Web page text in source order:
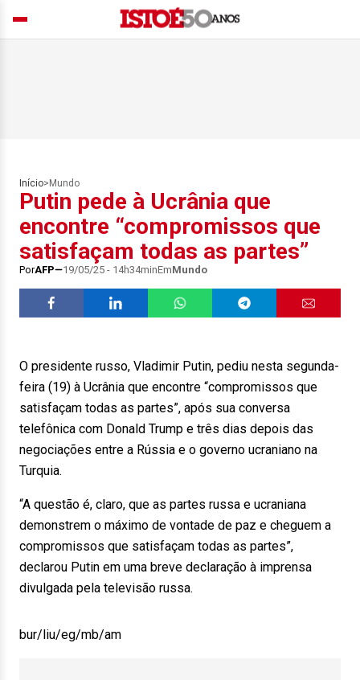
Início> Mundo
Putin pede à Ucrânia que
encontre “compromissos que
satisfaçam todas as partes”
PorAFP 19/05/25 - 14h34minEmMundo
O presidente russo, Vladimir Putin, pediu nesta segunda-
feira (19) à Ucrânia que encontre “compromissos que
satisfaçam todas as partes”, após sua conversa
telefônica com Donald Trump e três dias depois das
negociações entre a Rússia e o governo ucraniano na
Turquia.
“A questão é, claro, que as partes russa e ucraniana
demonstrem o máximo de vontade de paz e cheguem a
compromissos que satisfaçam todas as partes”,
declarou Putin em uma breve declaração à imprensa
divulgada pela televisão russa.
bur/liu/eg/mb/am